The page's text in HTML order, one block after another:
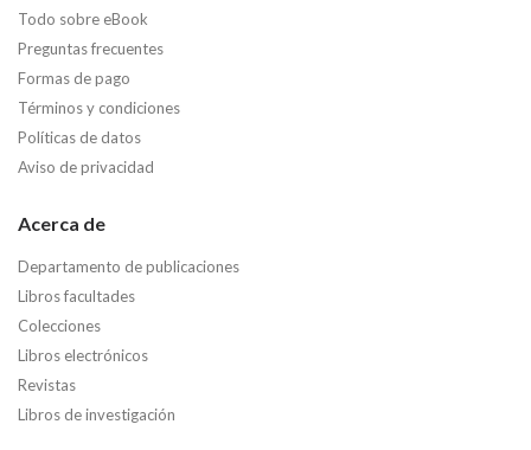
Todo sobre eBook
Preguntas frecuentes
Formas de pago
Términos y condiciones
Políticas de datos
Aviso de privacidad
Acerca de
Departamento de publicaciones
Libros facultades
Colecciones
Libros electrónicos
Revistas
Libros de investigación